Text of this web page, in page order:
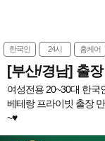
한국인 24시 홈케어
[부산/경남] 출
여성전용 20~30대 한국
베테랑 프라이빗 출장
~♥